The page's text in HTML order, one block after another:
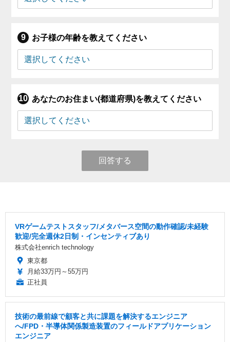
お子様の年齢を教えてください
あなたのお住まい(都道府県)を教えてください
回答する
VRゲームテストスタッフ/メタバース空間の動作確認/未経験
歓迎/完全週休2日制・インセンティブあり
株式会社enrich technology
東京都
月給33万円～55万円
正社員
技術の最前線で顧客と共に課題を解決するエンジニア
へ/FPD・半導体関係製造装置のフィールドアプリケーション
エンジニア